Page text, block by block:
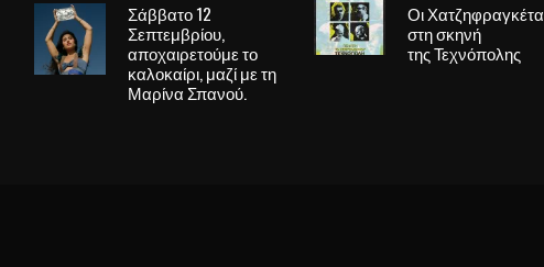
Σάββατο 12
Σεπτεμβρίου,
αποχαιρετούμε το
καλοκαίρι, μαζί με τη
Μαρίνα Σπανού.
Οι Χατζηφραγκέτα
στη σκηνή
της Τεχνόπολης